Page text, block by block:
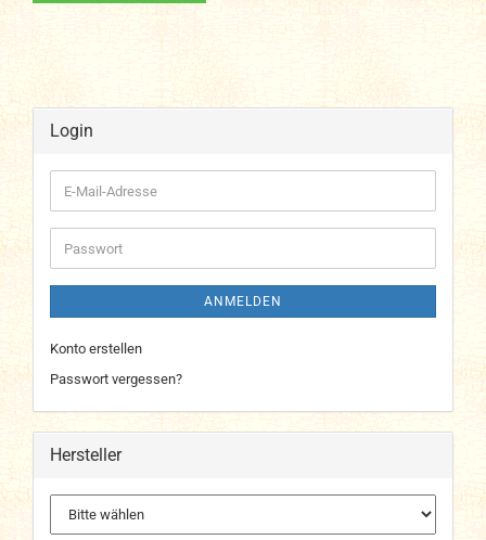
Login
E-
Mail-
Adresse
Passwort
ANMELDEN
Konto erstellen
Passwort vergessen?
Hersteller